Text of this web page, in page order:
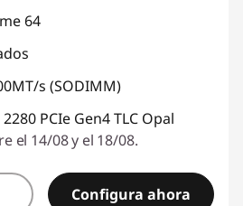
64
s (SODIMM)
PCIe Gen4 TLC Opal
el 14/08 y el 18/08.
Configura ahora